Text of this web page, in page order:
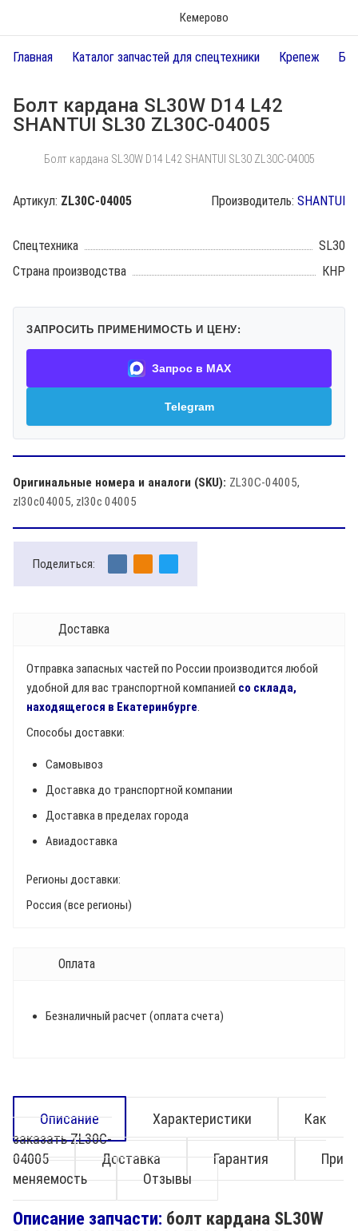
Кемерово
Главная Каталог запчастей для спецтехники Крепеж
Болт кардана SL30W D14 L42
SHANTUI SL30 ZL30C-04005
Болт кардана SL30W D14 L42 SHANTUI SL30 ZL30C-04005
Артикул: ZL30C-04005 Производитель: SHANTUI
Спецтехника
SL30
Страна производства
КНР
ЗАПРОСИТЬ ПРИМЕНИМОСТЬ И ЦЕНУ:
Запрос в MAX
Telegram
Оригинальные номера и аналоги (SKU): ZL30C-04005,
zl30c04005, zl30c 04005
Поделиться:
Доставка
Отправка запасных частей по России производится любой
удобной для вас транспортной компанией со склада,
находящегося в Екатеринбурге.
Способы доставки:
Самовывоз
Доставка до транспортной компании
Доставка в пределах города
Авиадоставка
Регионы доставки:
Россия (все регионы)
Оплата
Безналичный расчет (оплата счета)
Описание Характеристики
Как
заказать ZL30C-
04005
Доставка Гарантия
При
меняемость
Отзывы
Описание запчасти: болт кардана SL30W